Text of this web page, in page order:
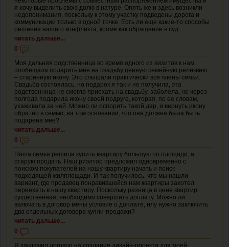
я хочу выделить свою долю в натуре. Опять же и здесь возникли
недопонимания, поскольку к этому участку подведены дорога и
коммуникации только в одной точке. Есть ли еще какие-то способы
решения нашего конфликта, кроме как обращение в суд.
читать дальше...
0
Моя дальняя родственница во время одного из визитов к нам
пообещала подарить мне на свадьбу ценную семейную реликвию
– старинную икону. Это слышали практически все члены семьи.
Свадьба состоялась, но подарок я так и не получила, эта
родственница не смогла приехать на свадьбу, заболела, но через
полгода подарила икону своей подруге, которая, по ее словам,
ухаживала за ней. Можно ли оспорить такой дар, и вернуть икону
обратно в семью, на том основании, что она должна была быть
подарена мне?
читать дальше...
0
Наша семья решила купить квартиру большую по площади, а
старую продать. Наш риэлтор предложил одновременно с
поиском покупателей на нашу квартиру начать и поиск
подходящей жилплощади. И так получилось, что мы нашли
вариант, где продавец понравившейся нам квартиры захотел
переехать в нашу квартиру. Поскольку разница в цене квартир
существенная, необходимо совершить доплату. Можно ли
включать в договор мены условие о доплате, илу нужно заключить
два отдельных договора купли-продажи?
читать дальше...
0
Я заключил договор на создание дизайн-проекта для моей